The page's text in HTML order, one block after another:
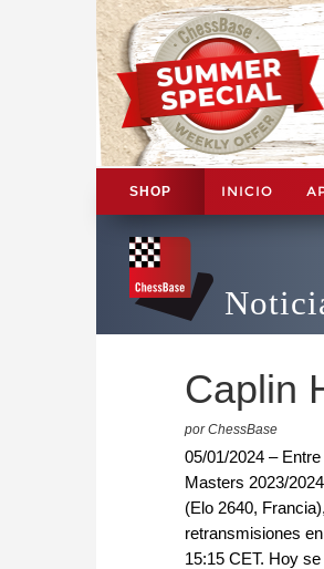
SHOP INICIO
Caplin
por ChessBase
05/01/2024 –
Masters 2023/
(Elo 2640,
retransmisiones
15:15 CET. Hoy